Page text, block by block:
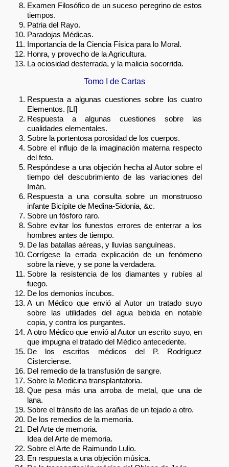
Examen Filosófico de un suceso peregrino de estos
tiempos.
Patria del Rayo.
Paradojas Médicas.
Importancia de la Ciencia Física para lo Moral.
Honra, y provecho de la Agricultura.
La ociosidad desterrada, y la malicia socorrida.
Tomo I de Cartas
Respuesta a algunas cuestiones sobre los cuatro
Elementos. [LI]
Respuesta a algunas cuestiones sobre las
cualidades elementales.
Sobre la portentosa porosidad de los cuerpos.
Sobre el influjo de la imaginación materna respecto
del feto.
Respóndese a una objeción hecha al Autor sobre el
tiempo del descubrimiento de las variaciones del
Imán.
Respuesta a una consulta sobre un monstruoso
infante Bicípite de Medina-Sidonia, &c.
Sobre un fósforo raro.
Sobre evitar los funestos errores de enterrar a los
hombres antes de tiempo.
De las batallas aéreas, y lluvias sanguíneas.
Corrígese la errada explicación de un fenómeno
sobre la nieve, y se pone la verdadera.
Sobre la resistencia de los diamantes y rubíes al
fuego.
De los demonios íncubos.
A un Médico que envió al Autor un tratado suyo
sobre las utilidades del agua bebida en notable
copia, y contra los purgantes.
A otro Médico que envió al Autor un escrito suyo, en
que impugna el tratado del Médico antecedente.
De los escritos médicos del P. Rodríguez
Cisterciense.
Del remedio de la transfusión de sangre.
Sobre la Medicina transplantatoria.
Que pesa más una arroba de metal, que una de
lana.
Sobre el tránsito de las arañas de un tejado a otro.
De los remedios de la memoria.
Del Arte de memoria.
Idea del Arte de memoria.
Sobre el Arte de Raimundo Lulio.
En respuesta a una objeción música.